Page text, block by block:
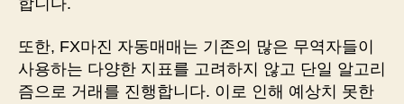
합니다.
또한, FX마진 자동매매는 기존의 많은 무역자들이
사용하는 다양한 지표를 고려하지 않고 단일 알고리
즘으로 거래를 진행합니다. 이로 인해 예상치 못한